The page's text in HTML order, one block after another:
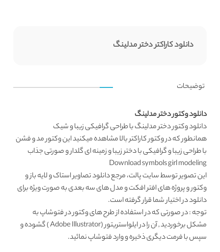
دانلود کاراکتر دختر مدلینگ
توضیحات
دانلود وکتور دختر مدلینگ
دانلود وکتوردختر مدلینگ با طراحی گرافیکی زیبا و شیک
همانطور که دروکتور کاراکتربالا مشاهده میکنید اینوکتور مد و فشن
با طراحی زیبا و گرافیکی با دختر زیبا و زمینه ای گلدار و صورتی جذاب
Download symbols girl modeling
این تصویر توسطسایت پالت، مرجع دانلود تصاویر استاک و لایه باز و
وکتور و پروژه های افتر افکت و مدل های سه بعدی به صورت ویژه برای
دانلود در اختیار شما قرار گرفته است.
توجه : در صورتی که در استفاده از طرح های وکتور در فتوشاپ به
مشکل برخوردید , آن را در ایلواستریتور (Adobe Illustrator ) گشوده و
سپس با فرمت دیگری ذخیره و وارد فتوشاپ نمائید.